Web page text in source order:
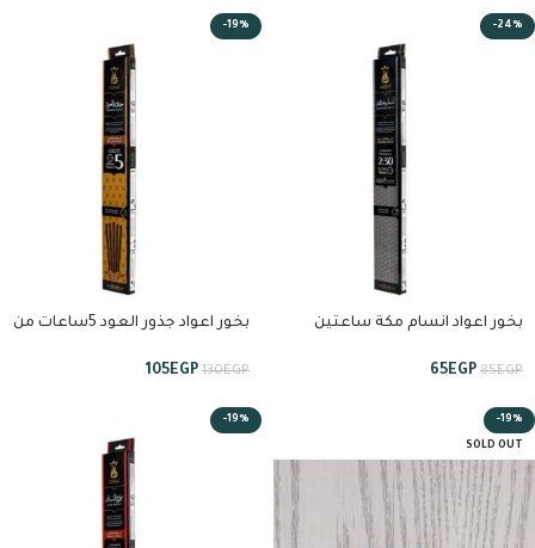
-24%
بخور اعواد انسام مكة ساعتين
85EGP
65EGP
-19%
بخور اعواد جذور العود 5ساعات من
130EGP
105EGP
-19%
SOLD OUT
-19%